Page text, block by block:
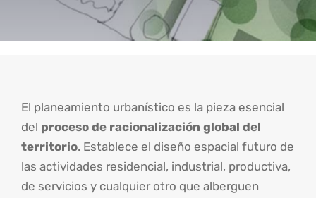
El planeamiento urbanístico es la pieza esencial
del proceso de racionalización global del
territorio. Establece el diseño espacial futuro de
las actividades residencial, industrial, productiva,
de servicios y cualquier otro que alberguen